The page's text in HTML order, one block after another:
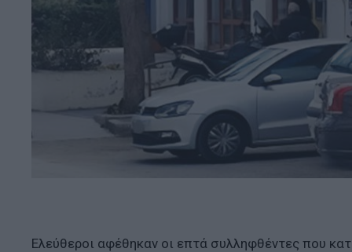
Ελεύθεροι αφέθηκαν οι επτά συλληφθέντες που